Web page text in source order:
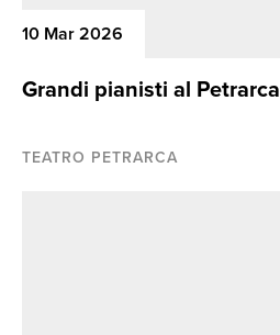
10 Mar 2026
Grandi pianisti al Petrarca
TEATRO PETRARCA